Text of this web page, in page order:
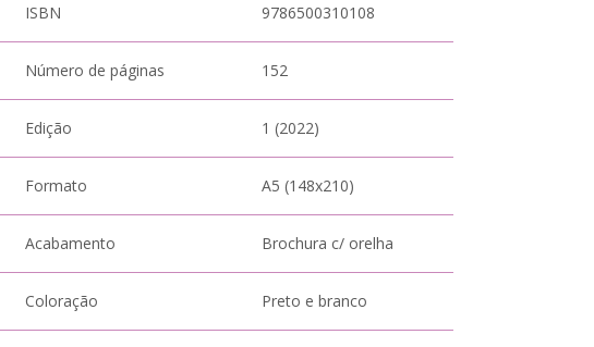
ISBN 9786500310108
Número de páginas 152
Edição 1 (2022)
Formato A5 (148x210)
Acabamento Brochura c/ orelha
Coloração Preto e branco